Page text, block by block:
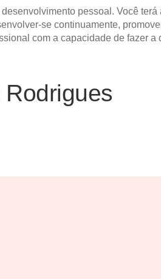
pessoal. Você
se continuamente,
com a capacidade de fazer a